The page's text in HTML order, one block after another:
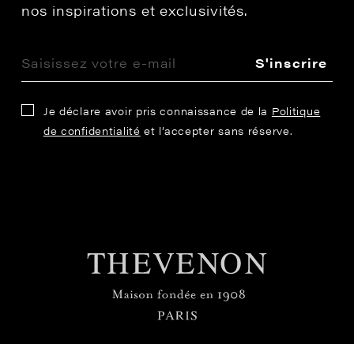
nos inspirations et exclusivités.
S'inscrire
Je déclare avoir pris connaissance de la Politique
de confidentialité et l’accepter sans réserve.